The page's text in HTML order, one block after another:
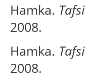
Hamka.
2008.
Hamka.
2008.